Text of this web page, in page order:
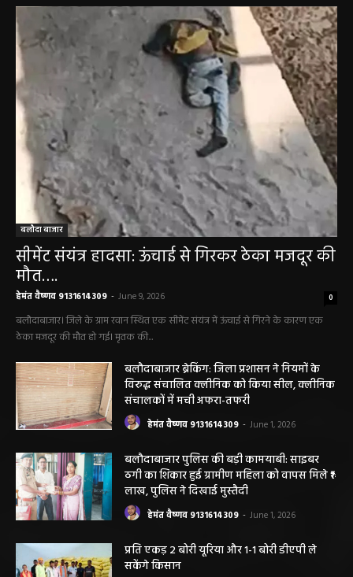
Aaj Ka Panchang 04 May 2026: आज बन रहा है
सर्वार्थ सिद्धि योग, नोट करें दिन के शुभ-अशुभ मुहूर्त, जानें
राहुकाल का समय
May 4, 2026
Aaj Ka Rashifal 4 May 2026 : सभी 12 राशियों के
लिए कैसा रहेगा आज का दिन, किसे होगा फायदा-नुकसान,
पढ़ें राशिफल
May 4, 2026
Aaj Ka Panchang 03 May 2026: ज्येष्ठ माह के
कृष्ण पक्ष की द्वितीया तिथि, जानें-शुभ मुहूर्त और राहुकाल
बलौदाबाज़ार न्यूज़